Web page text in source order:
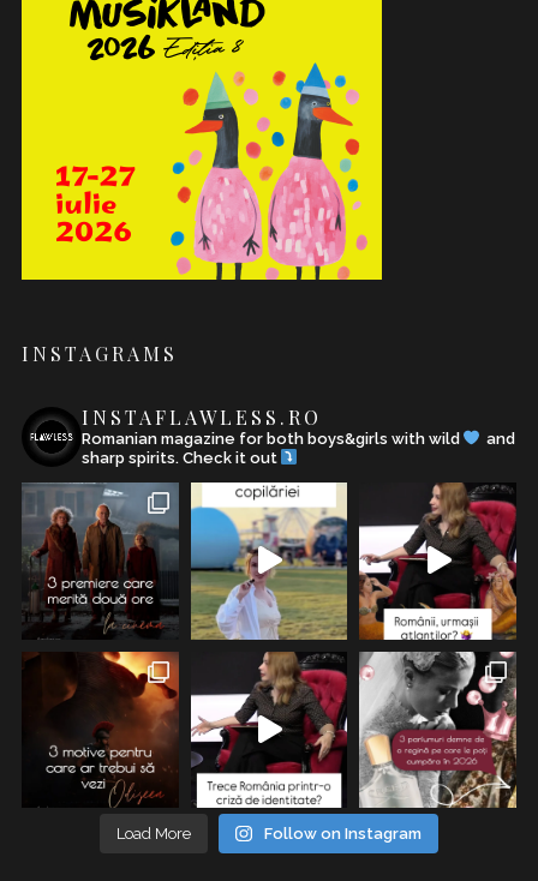
INSTAGRAMS
INSTAFLAWLESS.RO
Romanian magazine for both boys&girls with wild
and
sharp spirits. Check it out
Load More Follow on Instagram